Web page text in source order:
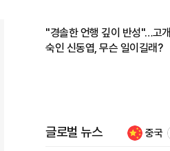
"경솔한 언행 깊이 반성"…고개
숙인 신동엽, 무슨 일이길래?
글로벌 뉴스 중국